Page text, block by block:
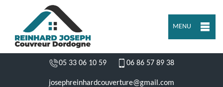
MENU
05 33 06 10 59 06 86 57 89 38
josephreinhardcouverture@gmail.com